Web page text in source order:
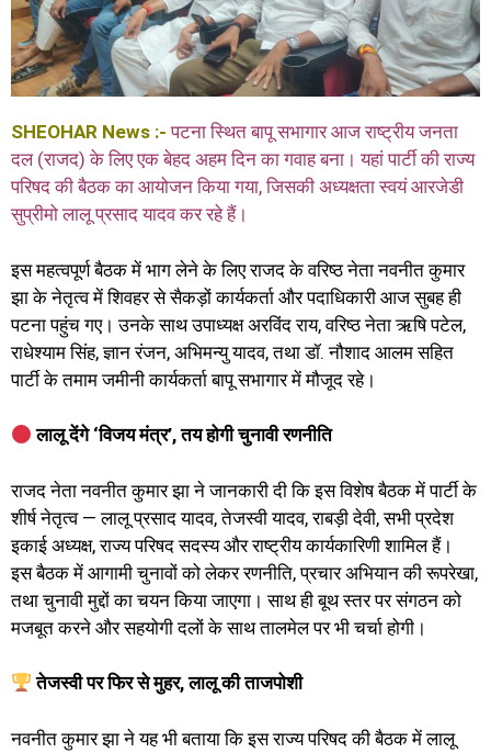
SHEOHAR News :- पटना स्थित बापू सभागार आज राष्ट्रीय जनता
दल (राजद) के लिए एक बेहद अहम दिन का गवाह बना। यहां पार्टी की राज्य
परिषद की बैठक का आयोजन किया गया, जिसकी अध्यक्षता स्वयं आरजेडी
सुप्रीमो लालू प्रसाद यादव कर रहे हैं।
इस महत्वपूर्ण बैठक में भाग लेने के लिए राजद के वरिष्ठ नेता नवनीत कुमार
झा के नेतृत्व में शिवहर से सैकड़ों कार्यकर्ता और पदाधिकारी आज सुबह ही
पटना पहुंच गए। उनके साथ उपाध्यक्ष अरविंद राय, वरिष्ठ नेता ऋषि पटेल,
राधेश्याम सिंह, ज्ञान रंजन, अभिमन्यु यादव, तथा डॉ. नौशाद आलम सहित
पार्टी के तमाम जमीनी कार्यकर्ता बापू सभागार में मौजूद रहे।
लालू देंगे ‘विजय मंत्र’, तय होगी चुनावी रणनीति
राजद नेता नवनीत कुमार झा ने जानकारी दी कि इस विशेष बैठक में पार्टी के
शीर्ष नेतृत्व — लालू प्रसाद यादव, तेजस्वी यादव, राबड़ी देवी, सभी प्रदेश
इकाई अध्यक्ष, राज्य परिषद सदस्य और राष्ट्रीय कार्यकारिणी शामिल हैं।
इस बैठक में आगामी चुनावों को लेकर रणनीति, प्रचार अभियान की रूपरेखा,
तथा चुनावी मुद्दों का चयन किया जाएगा। साथ ही बूथ स्तर पर संगठन को
मजबूत करने और सहयोगी दलों के साथ तालमेल पर भी चर्चा होगी।
तेजस्वी पर फिर से मुहर, लालू की ताजपोशी
नवनीत कुमार झा ने यह भी बताया कि इस राज्य परिषद की बैठक में लालू